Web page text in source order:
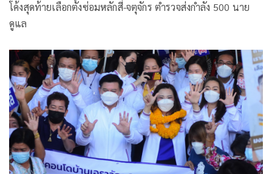
โค้งสุดท้ายเลือกตั้งซ่อมหลักสี่-จตุจักร ตำรวจส่งกำลัง 500 นาย
ดูแล